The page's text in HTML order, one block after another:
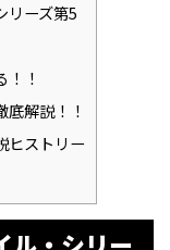
リーズ第5
！
解説！！
ヒストリー